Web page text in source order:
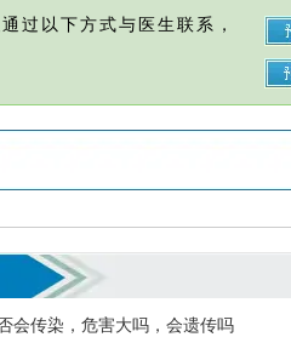
过以下方式与医生联系，
会传染，危害大吗，会遗传吗